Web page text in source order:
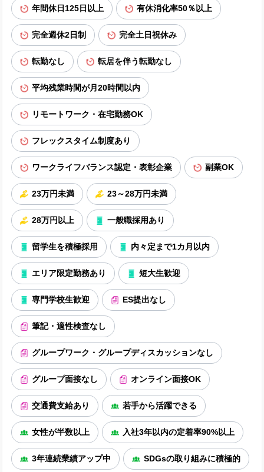
年間休日125日以上 有休消化率50％以上
完全週休2日制 完全土日祝休み
転勤なし 転居を伴う転勤なし
平均残業時間が月20時間以内
リモートワーク・在宅勤務OK
フレックスタイム制度あり
ワークライフバランス認定・表彰企業 副業OK
23万円未満 23～28万円未満
28万円以上 一般職採用あり
留学生を積極採用 内々定まで1カ月以内
エリア限定勤務あり 短大生歓迎
専門学校生歓迎 ES提出なし
筆記・適性検査なし
グループワーク・グループディスカッションなし
グループ面接なし オンライン面接OK
交通費支給あり 若手から活躍できる
女性が半数以上 入社3年以内の定着率90%以上
3年連続業績アップ中 SDGsの取り組みに積極的